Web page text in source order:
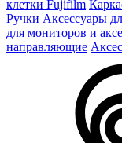
клетки Fujifilm
Ручки Аксессуары
для мониторов и
направляющие